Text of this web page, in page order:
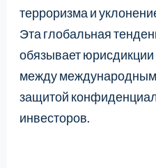
терроризма и
Эта глобальная
обязывает
между международным
защитой
инвесторов.